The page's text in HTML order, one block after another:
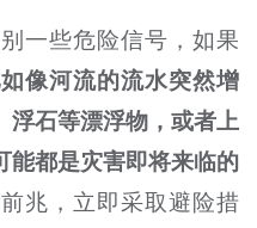
一些危险信号，如果
如像河流的流水突然增
浮石等漂浮物，或者上
能都是灾害即将来临的
兆，立即采取避险措